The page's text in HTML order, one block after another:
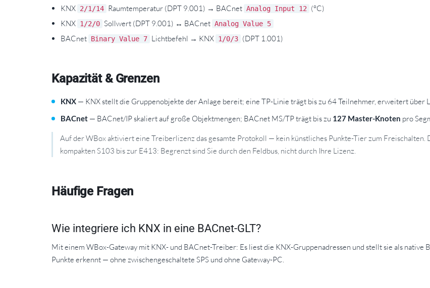
KNX 2/1/14 Raumtemperatur (DPT 9.001) → BACnet Analog Input 12
(°C)
KNX 1/2/0 Sollwert (DPT 9.001) ↔ BACnet Analog Value 5
BACnet Binary Value 7 Lichtbefehl → KNX 1/0/3 (DPT 1.001)
Kapazität & Grenzen
KNX — KNX stellt die Gruppenobjekte der Anlage bereit; eine TP-Linie trägt bis zu 64 Teilnehmer, erweitert über
BACnet — BACnet/IP skaliert auf große Objektmengen; BACnet MS/TP trägt bis zu 127 Master-Knoten pro
Auf der WBox aktiviert eine Treiberlizenz das gesamte Protokoll — kein künstliches Punkte-Tier zum
kompakten S103 bis zur E413: Begrenzt sind Sie durch den Feldbus, nicht durch Ihre Lizenz.
Häufige Fragen
Wie integriere ich KNX in eine BACnet-GLT?
Mit einem WBox-Gateway mit KNX- und BACnet-Treiber: Es liest die KNX-Gruppenadressen und stellt sie als
Punkte erkennt — ohne zwischengeschaltete SPS und ohne Gateway-PC.